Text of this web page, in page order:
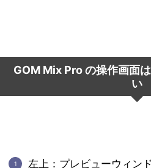
GOM Mix Pro の操作画面
い
左上：プレビューウィン